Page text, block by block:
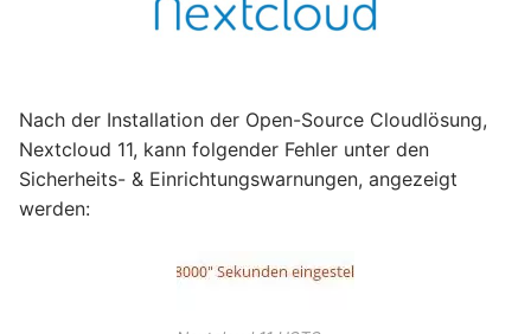
Nach der Installation der Open-Source Cloudlösung,
Nextcloud 11, kann folgender Fehler unter den
Sicherheits- & Einrichtungswarnungen, angezeigt
werden: